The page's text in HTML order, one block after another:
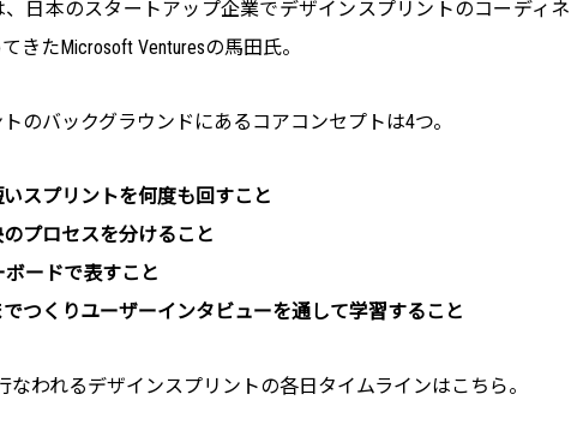
、日本のスタートアップ企業でデザインスプリントのコーディネ
きたMicrosoft Venturesの馬田氏。
のバックグラウンドにあるコアコンセプトは4つ。
いスプリントを何度も回すこと
プロセスを分けること
ボードで表すこと
でつくりユーザーインタビューを通して学習すること
なわれるデザインスプリントの各日タイムラインはこちら。